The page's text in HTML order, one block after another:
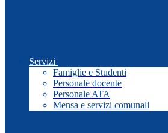
Servizi
Famiglie e Studenti
Personale docente
Personale ATA
Mensa e servizi comunali